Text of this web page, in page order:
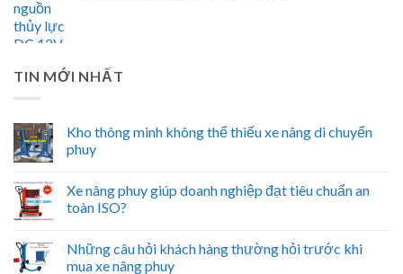
TIN MỚI NHẤT
Kho thông minh không thể thiếu xe nâng di chuyển
phuy
Xe nâng phuy giúp doanh nghiệp đạt tiêu chuẩn an
toàn ISO?
Những câu hỏi khách hàng thường hỏi trước khi
mua xe nâng phuy